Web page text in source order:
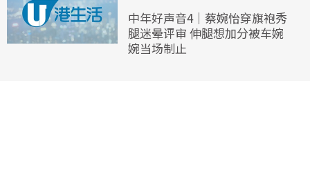
中年好声音4｜蔡婉怡穿旗袍秀
腿迷晕评审 伸腿想加分被车婉
婉当场制止